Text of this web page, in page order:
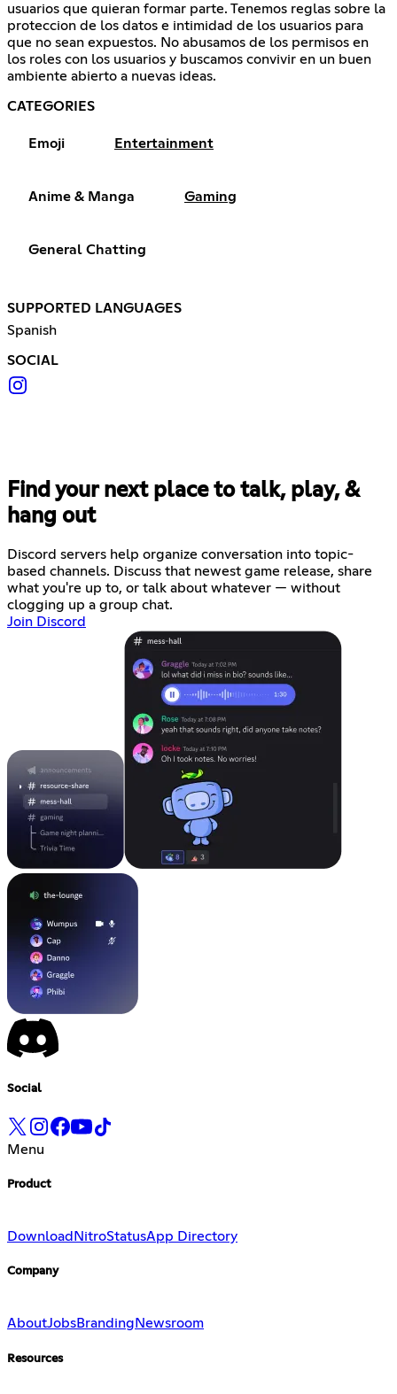
usuarios que quieran formar parte. Tenemos reglas sobre la
proteccion de los datos e intimidad de los usuarios para
que no sean expuestos. No abusamos de los permisos en
los roles con los usuarios y buscamos convivir en un buen
ambiente abierto a nuevas ideas.
CATEGORIES
Emoji Entertainment
Anime & Manga Gaming
General Chatting
SUPPORTED LANGUAGES
Spanish
SOCIAL
Find your next place to talk, play, &
hang out
Discord servers help organize conversation into topic-
based channels. Discuss that newest game release, share
what you're up to, or talk about whatever — without
clogging up a group chat.
Join Discord
Social
Menu
Product
Download NitroStatusApp Directory
Company
AboutJobsBranding Newsroom
Resources